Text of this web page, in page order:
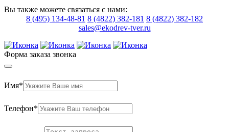
Вы также можете связаться с нами:
8 (495) 134-48-81 8 (4822) 382-181 8 (4822) 382-182
sales@ekodrev-tver.ru
Форма заказа звонка
Имя*
Телефон*